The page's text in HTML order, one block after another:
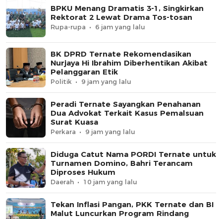
BPKU Menang Dramatis 3-1, Singkirkan
Rektorat 2 Lewat Drama Tos-tosan
Rupa-rupa 6 jam yang lalu
BK DPRD Ternate Rekomendasikan
Nurjaya Hi Ibrahim Diberhentikan Akibat
Pelanggaran Etik
Politik 9 jam yang lalu
Peradi Ternate Sayangkan Penahanan
Dua Advokat Terkait Kasus Pemalsuan
Surat Kuasa
Perkara 9 jam yang lalu
Diduga Catut Nama PORDI Ternate untuk
Turnamen Domino, Bahri Terancam
Diproses Hukum
Daerah 10 jam yang lalu
Tekan Inflasi Pangan, PKK Ternate dan BI
Malut Luncurkan Program Rindang